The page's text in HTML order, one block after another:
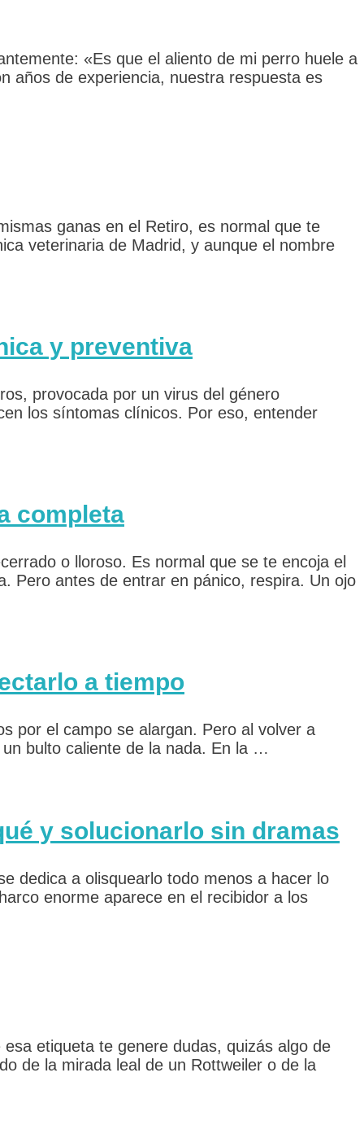
«Es que el aliento de mi perro huele a
años de experiencia, nuestra respuesta es
ganas en el Retiro, es normal que te
veterinaria de Madrid, y aunque el nombre
y preventiva
provocada por un virus del género
los síntomas clínicos. Por eso, entender
completa
o lloroso. Es normal que se te encoja el
Pero antes de entrar en pánico, respira. Un ojo
a tiempo
por el campo se alargan. Pero al volver a
bulto caliente de la nada. En la …
y solucionarlo sin dramas
dedica a olisquearlo todo menos a hacer lo
enorme aparece en el recibidor a los
etiqueta te genere dudas, quizás algo de
de la mirada leal de un Rottweiler o de la